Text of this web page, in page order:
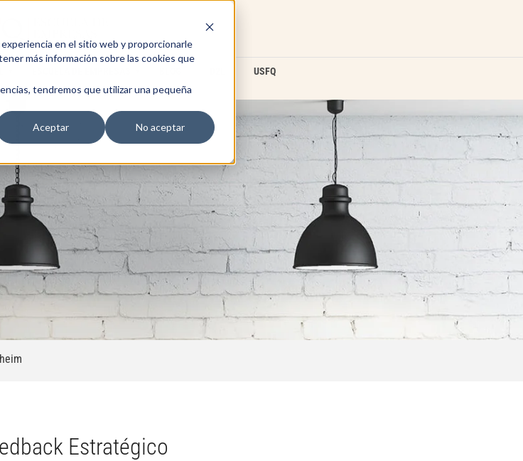
en el sitio web y proporcionarle
más información sobre las cookies que
tendremos que utilizar una pequeña
Aceptar
No aceptar
USFQ
Estratégico